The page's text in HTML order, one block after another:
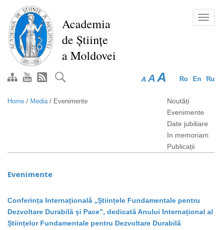
main
content
Academia
de Științe
a Moldovei
Ro En Ru
A A A
Home / Media/ Evenimente
Noutăți
Evenimente
Date jubiliare
In memoriam
Publicații
Evenimente
Conferința Internațională „Științele Fundamentale pentru
Dezvoltare Durabilă și Pace”, dedicată Anului Internațional al
Științelor Fundamentale pentru Dezvoltare Durabilă